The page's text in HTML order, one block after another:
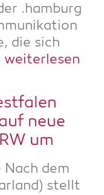
.ham­burg
die sich
wei­ter­le­sen
neue
um
Nach dem
stellt